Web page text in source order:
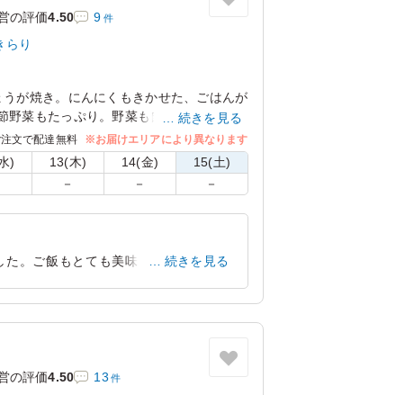
の評価4.50 9 件
らり
が焼き。にんにくもきかせた、ごはんが
野菜もたっぷり。野菜も自然にとれるバ
続きを見る
文で配達無料 ※お届けエリアにより異なります
) 13(木) 14(金) 15(土)
－ － －
。ご飯もとても美味しいお米です。
続きを見る
の評価4.50 13 件